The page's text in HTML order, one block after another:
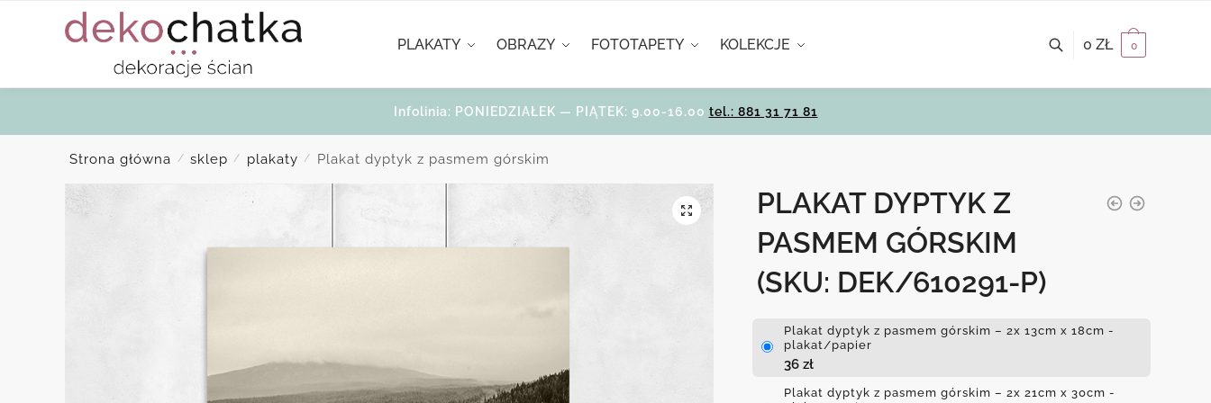
PLAKATY OBRAZY FOTOTAPETY KOLEKCJE 0 ZŁ 0
Infolinia: PONIEDZIAŁEK — PIĄTEK: 9.00-16.00 tel.: 881 31 71 81
Strona główna / sklep / plakaty / Plakat dyptyk z pasmem górskim
PLAKAT DYPTYK Z
PASMEM GÓRSKIM
(SKU: DEK/610291-P)
Plakat dyptyk z pasmem górskim – 2x 13cm x 18cm -
plakat/papier
36 zł
Plakat dyptyk z pasmem górskim – 2x 21cm x 30cm -